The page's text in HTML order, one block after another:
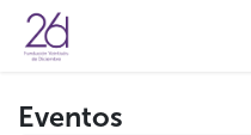
Ir al contenido
Eventos